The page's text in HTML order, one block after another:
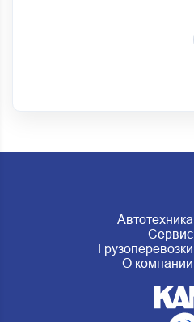
Автотехника
Сервис
Грузоперевозки
О компании